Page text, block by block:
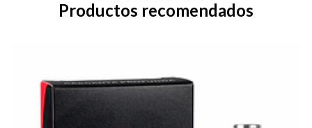
Productos recomendados